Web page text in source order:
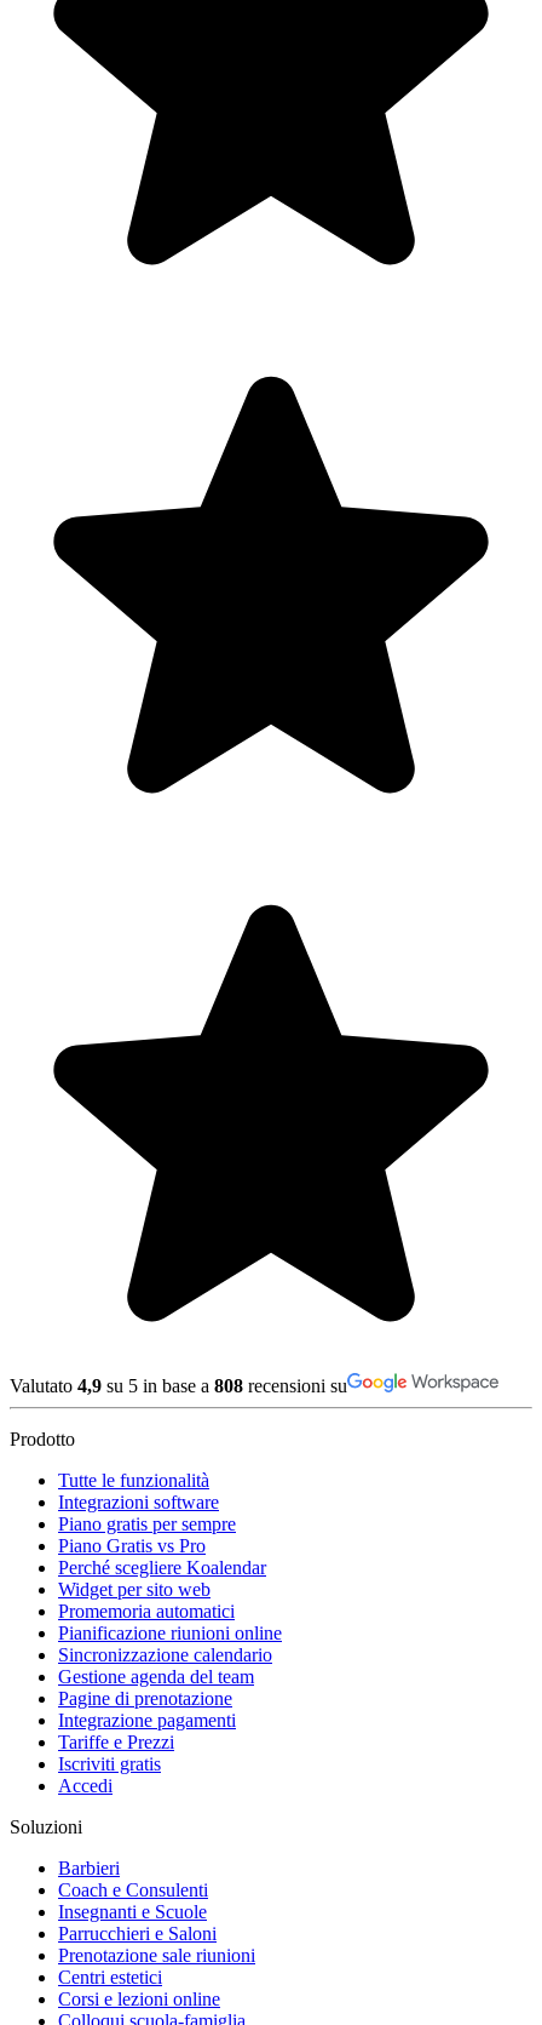
Valutato 4,9 su 5 in base a 808 recensioni su
Prodotto
Tutte le funzionalità
Integrazioni software
Piano gratis per sempre
Piano Gratis vs Pro
Perché scegliere Koalendar
Widget per sito web
Promemoria automatici
Pianificazione riunioni online
Sincronizzazione calendario
Gestione agenda del team
Pagine di prenotazione
Integrazione pagamenti
Tariffe e Prezzi
Iscriviti gratis
Accedi
Soluzioni
Barbieri
Coach e Consulenti
Insegnanti e Scuole
Parrucchieri e Saloni
Prenotazione sale riunioni
Centri estetici
Corsi e lezioni online
Colloqui scuola-famiglia